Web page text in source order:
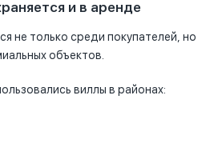
и в аренде
не только среди покупателей, но
объектов.
виллы в районах: